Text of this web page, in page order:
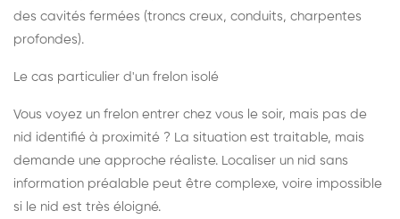
des cavités fermées (troncs creux, conduits, charpentes
profondes).
Le cas particulier d'un frelon isolé
Vous voyez un frelon entrer chez vous le soir, mais pas de
nid identifié à proximité ? La situation est traitable, mais
demande une approche réaliste. Localiser un nid sans
information préalable peut être complexe, voire impossible
si le nid est très éloigné.